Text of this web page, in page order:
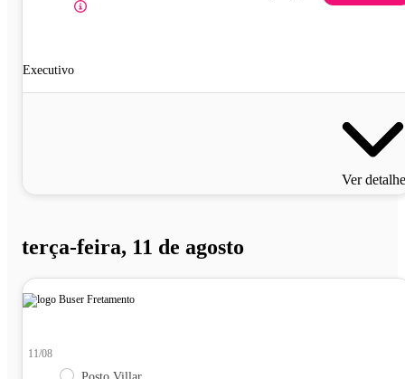
Executivo
Ver
terça-feira, 11 de agosto
11/08